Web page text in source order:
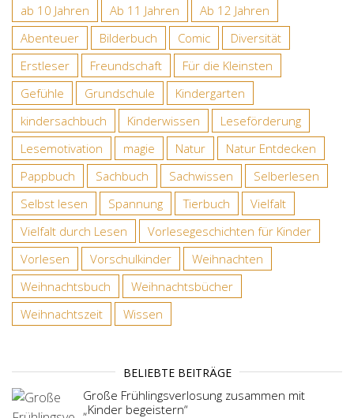
ab 10 Jahren
Ab 11 Jahren
Ab 12 Jahren
Abenteuer
Bilderbuch Comic
Diversität
Erstleser
Freundschaft
Für die Kleinsten
Gefühle
Grundschule
Kindergarten
kindersachbuch
Kinderwissen
Leseförderung
Lesemotivation
magie Natur
Natur Entdecken
Pappbuch
Sachbuch Sachwissen
Selberlesen
Selbst lesen
Spannung Tierbuch
Vielfalt
Vielfalt durch Lesen
Vorlesegeschichten für Kinder
Vorlesen
Vorschulkinder
Weihnachten
Weihnachtsbuch
Weihnachtsbücher
Weihnachtszeit
Wissen
BELIEBTE BEITRÄGE
Große Frühlingsverlosung zusammen mit
„Kinder begeistern“